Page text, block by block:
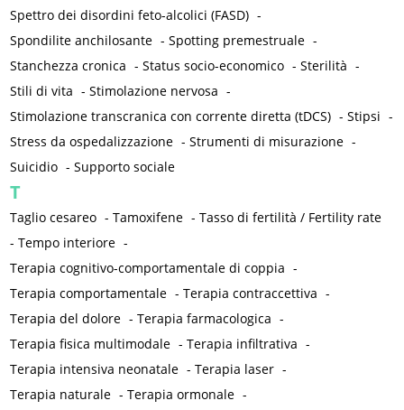
Spettro dei disordini feto-alcolici (FASD) -
Spondilite anchilosante -Spotting premestruale -
Stanchezza cronica -Status socio-economico -Sterilità -
Stili di vita -Stimolazione nervosa -
Stimolazione transcranica con corrente diretta (tDCS) -Stipsi -
Stress da ospedalizzazione -Strumenti di misurazione -
Suicidio -Supporto sociale
T
Taglio cesareo -Tamoxifene -Tasso di fertilità / Fertility rate
-Tempo interiore -
Terapia cognitivo-comportamentale di coppia -
Terapia comportamentale -Terapia contraccettiva -
Terapia del dolore -Terapia farmacologica -
Terapia fisica multimodale -Terapia infiltrativa -
Terapia intensiva neonatale -Terapia laser -
Terapia naturale -Terapia ormonale -